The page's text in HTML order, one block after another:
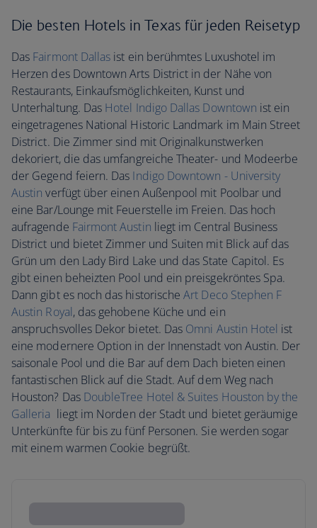
Die besten Hotels in Texas für jeden Reisetyp
Das Fairmont Dallas ist ein berühmtes Luxushotel im
Herzen des Downtown Arts District in der Nähe von
Restaurants, Einkaufsmöglichkeiten, Kunst und
Unterhaltung. Das Hotel Indigo Dallas Downtown ist ein
eingetragenes National Historic Landmark im Main Street
District. Die Zimmer sind mit Originalkunstwerken
dekoriert, die das umfangreiche Theater- und Modeerbe
der Gegend feiern. Das Indigo Downtown - University
Austin verfügt über einen Außenpool mit Poolbar und
eine Bar/Lounge mit Feuerstelle im Freien. Das hoch
aufragende Fairmont Austin liegt im Central Business
District und bietet Zimmer und Suiten mit Blick auf das
Grün um den Lady Bird Lake und das State Capitol. Es
gibt einen beheizten Pool und ein preisgekröntes Spa.
Dann gibt es noch das historischeArt Deco Stephen F
Austin Royal, das gehobene Küche und ein
anspruchsvolles Dekor bietet. Das Omni Austin Hotel ist
eine modernere Option in der Innenstadt von Austin. Der
saisonale Pool und die Bar auf dem Dach bieten einen
fantastischen Blick auf die Stadt. Auf dem Weg nach
Houston? Das DoubleTree Hotel & Suites Houston by the
Galleria liegt im Norden der Stadt und bietet geräumige
Unterkünfte für bis zu fünf Personen. Sie werden sogar
mit einem warmen Cookie begrüßt.